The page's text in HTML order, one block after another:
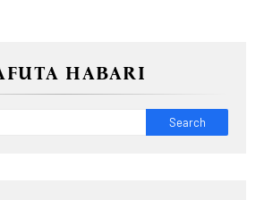
HABARI